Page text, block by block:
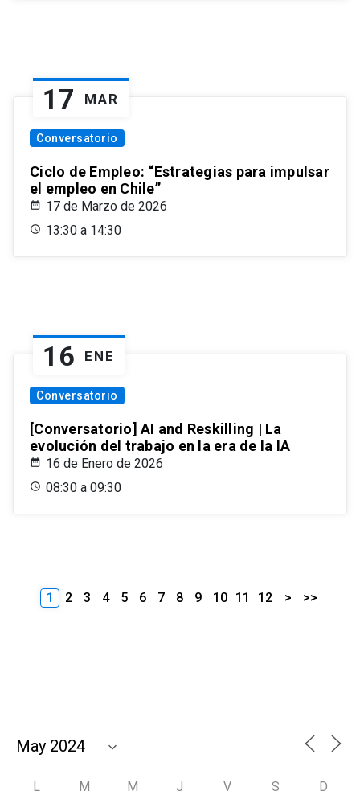
17 MAR
Conversatorio
Ciclo de Empleo: “Estrategias para impulsar
el empleo en Chile”
17 de Marzo de 2026
13:30 a 14:30
16 ENE
Conversatorio
[Conversatorio] AI and Reskilling | La
evolución del trabajo en la era de la IA
16 de Enero de 2026
08:30 a 09:30
1 2 3 4 5 6 7 8 9 10 11 12 > >>
L M M J V S D